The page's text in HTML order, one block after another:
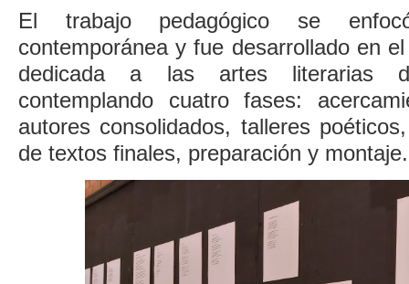
El trabajo pedagógico se
contemporánea y fue desarrollado en
dedicada a las artes literarias
contemplando cuatro fases:
autores consolidados, talleres
de textos finales, preparación y montaje.